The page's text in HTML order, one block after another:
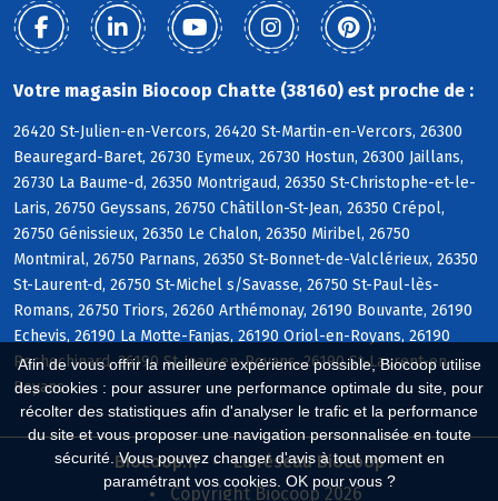
Afin de vous offrir la meilleure expérience possible, Biocoop utilise
des cookies : pour assurer une performance optimale du site, pour
récolter des statistiques afin d'analyser le trafic et la performance
du site et vous proposer une navigation personnalisée en toute
sécurité. Vous pouvez changer d'avis à tout moment en
paramétrant vos cookies. OK pour vous ?
Votre magasin Biocoop Chatte (38160) est proche de :
26420 St-Julien-en-Vercors, 26420 St-Martin-en-Vercors, 26300
Beauregard-Baret, 26730 Eymeux, 26730 Hostun, 26300 Jaillans,
26730 La Baume-d, 26350 Montrigaud, 26350 St-Christophe-et-le-
Laris, 26750 Geyssans, 26750 Châtillon-St-Jean, 26350 Crépol,
26750 Génissieux, 26350 Le Chalon, 26350 Miribel, 26750
Montmiral, 26750 Parnans, 26350 St-Bonnet-de-Valclérieux, 26350
St-Laurent-d, 26750 St-Michel s/Savasse, 26750 St-Paul-lès-
Romans, 26750 Triors, 26260 Arthémonay, 26190 Bouvante, 26190
Echevis, 26190 La Motte-Fanjas, 26190 Oriol-en-Royans, 26190
Rochechinard, 26190 St-Jean-en-Royans, 26190 St-Laurent-en-
Royans
Biocoop.fr
Le réseau Biocoop
Copyright Biocoop 2026